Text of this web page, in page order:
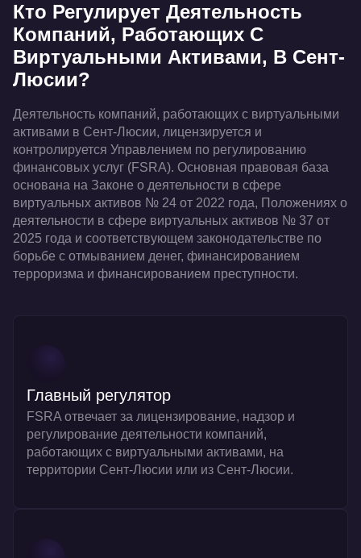
Кто Регулирует Деятельность
Компаний, Работающих С
Виртуальными Активами, В Сент-
Люсии?
Деятельность компаний, работающих с виртуальными
активами в Сент-Люсии, лицензируется и
контролируется Управлением по регулированию
финансовых услуг (FSRA). Основная правовая база
основана на Законе о деятельности в сфере
виртуальных активов № 24 от 2022 года, Положениях о
деятельности в сфере виртуальных активов № 37 от
2025 года и соответствующем законодательстве по
борьбе с отмыванием денег, финансированием
терроризма и финансированием преступности.
Главный регулятор
FSRA отвечает за лицензирование, надзор и
регулирование деятельности компаний,
работающих с виртуальными активами, на
территории Сент-Люсии или из Сент-Люсии.